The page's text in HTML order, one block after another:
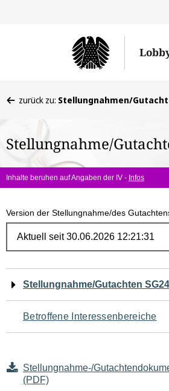
befinden
hier:
zurück zu: Stellungnahmen/
Stellungnahme/
Inhalte beruhen auf Angaben der IV - Infos
Version der Stellungnahme/des
Navigation
für
den
Seiteninhalt
Stellungnahme/Gutachten
Betroffene Interessenbereiche
Stellungnahme-/
(PDF)